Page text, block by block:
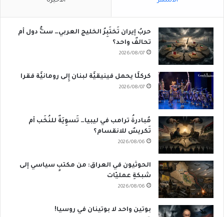
حربُ إيران تَختَبِرُ الخليج العربي… ستُّ دول أم
تحالفٌ واحد؟
2026/08/07
كركلَّا يحمل فينيقيَّة لبنان إِلى رومانيَّة فقرا
2026/08/07
مُبادرةُ ترامب في ليبيا… تَسوِيَةٌ للنُخَب أم
تَكريسٌ للانقسام؟
2026/08/06
الحوثيون في العراق: من مكتبٍ سياسي إلى
شبكةِ عمليّات
2026/08/06
بوتين واحد لا بوتينان في روسيا!